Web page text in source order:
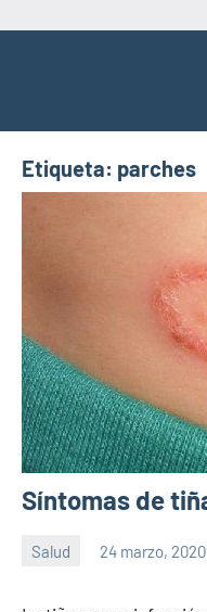
Etiqueta: parches
Síntomas de
Salud 24 marzo, 2020